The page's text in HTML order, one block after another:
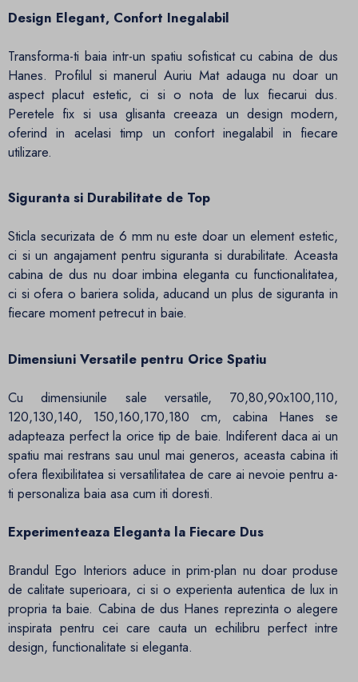
Design Elegant, Confort Inegalabil
Transforma-ti baia intr-un spatiu sofisticat cu cabina de dus
Hanes. Profilul si manerul Auriu Mat adauga nu doar un
aspect placut estetic, ci si o nota de lux fiecarui dus.
Peretele fix si usa glisanta creeaza un design modern,
oferind in acelasi timp un confort inegalabil in fiecare
utilizare.
Siguranta si Durabilitate de Top
Sticla securizata de 6 mm nu este doar un element estetic,
ci si un angajament pentru siguranta si durabilitate. Aceasta
cabina de dus nu doar imbina eleganta cu functionalitatea,
ci si ofera o bariera solida, aducand un plus de siguranta in
fiecare moment petrecut in baie.
Dimensiuni Versatile pentru Orice Spatiu
Cu dimensiunile sale versatile, 70,80,90x100,110,
120,130,140, 150,160,170,180 cm, cabina Hanes se
adapteaza perfect la orice tip de baie. Indiferent daca ai un
spatiu mai restrans sau unul mai generos, aceasta cabina iti
ofera flexibilitatea si versatilitatea de care ai nevoie pentru a-
ti personaliza baia asa cum iti doresti.
Experimenteaza Eleganta la Fiecare Dus
Brandul Ego Interiors aduce in prim-plan nu doar produse
de calitate superioara, ci si o experienta autentica de lux in
propria ta baie. Cabina de dus Hanes reprezinta o alegere
inspirata pentru cei care cauta un echilibru perfect intre
design, functionalitate si eleganta.